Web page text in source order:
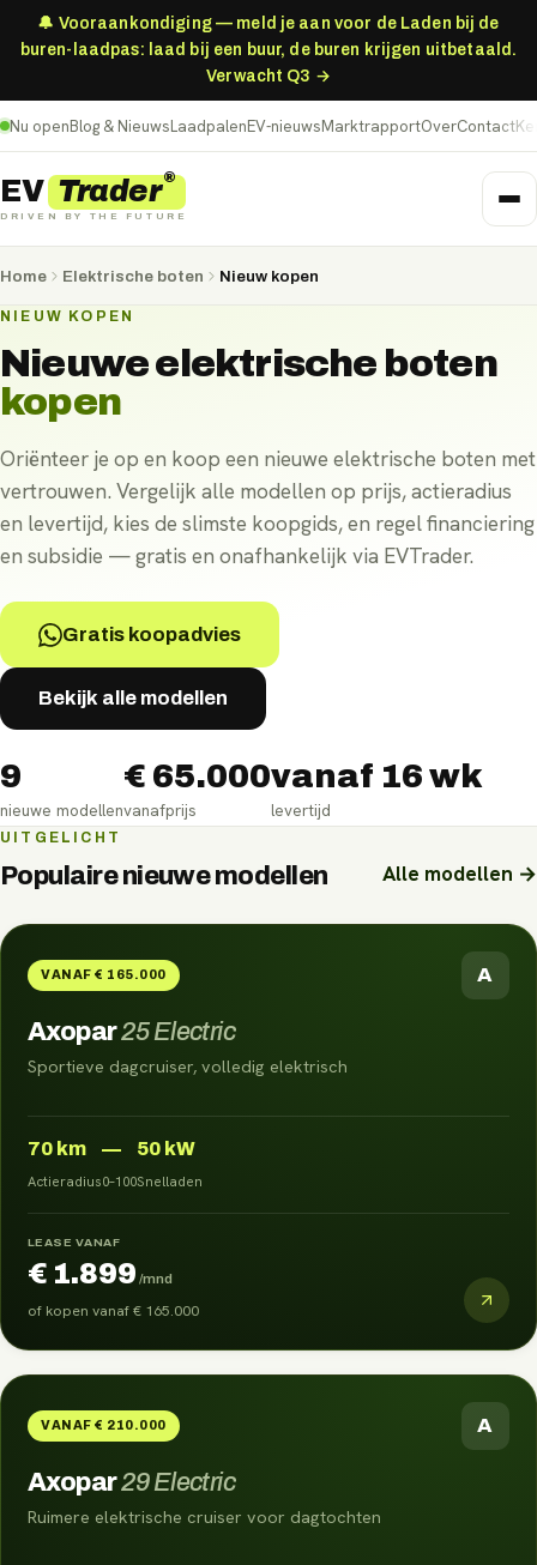
🔔 Vooraankondiging — meld je aan voor de Laden bij de
buren-laadpas: laad bij een buur, de buren krijgen uitbetaald.
Verwacht Q3 →
Nu openBlog & NieuwsLaadpalenEV-nieuwsMarktrapportOverContact
EV Trader®
DRIVEN BY THE FUTURE
Home Elektrische boten Nieuw kopen
NIEUW KOPEN
Nieuweelektrische boten
kopen
Oriënteer je op en koop een nieuwe elektrische boten met
vertrouwen. Vergelijk alle modellen op prijs, actieradius
en levertijd, kies de slimste koopgids, en regel financiering
en subsidie — gratis en onafhankelijk via EVTrader.
Gratis koopadvies
Bekijk alle modellen
9
nieuwe modellen
€ 65.000
vanafprijs
vanaf 16 wk
levertijd
UITGELICHT
Populaire nieuwe modellen Alle modellen →
VANAF € 165.000 A
Axopar25 Electric
Sportieve dagcruiser, volledig elektrisch
70 km
Actieradius
—
0–100
50 kW
Snelladen
LEASE VANAF
€ 1.899 /mnd
of kopen vanaf€ 165.000
VANAF € 210.000 A
Axopar29 Electric
Ruimere elektrische cruiser voor dagtochten